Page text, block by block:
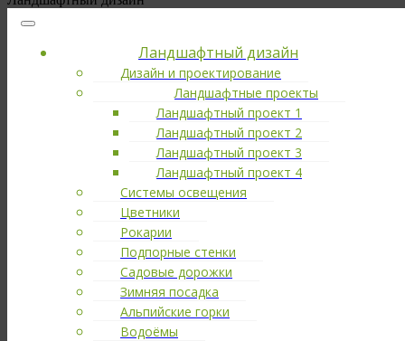
Ландшафтный дизайн
Дизайн и проектирование
Ландшафтные проекты
Ландшафтный проект 1
Ландшафтный проект 2
Ландшафтный проект 3
Ландшафтный проект 4
Системы освещения
Цветники
Рокарии
Подпорные стенки
Садовые дорожки
Зимняя посадка
Альпийские горки
Водоёмы